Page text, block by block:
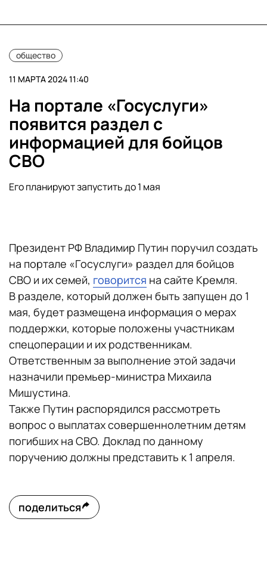
общество
11 МАРТА 2024 11:40
На портале «Госуслуги»
появится раздел с
информацией для бойцов
СВО
Его планируют запустить до 1 мая
Президент РФ Владимир Путин поручил создать
на портале «Госуслуги» раздел для бойцов
СВО и их семей, говорится на сайте Кремля.
В разделе, который должен быть запущен до 1
мая, будет размещена информация о мерах
поддержки, которые положены участникам
спецоперации и их родственникам.
Ответственным за выполнение этой задачи
назначили премьер-министра Михаила
Мишустина.
Также Путин распорядился рассмотреть
вопрос о выплатах совершеннолетним детям
погибших на СВО. Доклад по данному
поручению должны представить к 1 апреля.
поделиться